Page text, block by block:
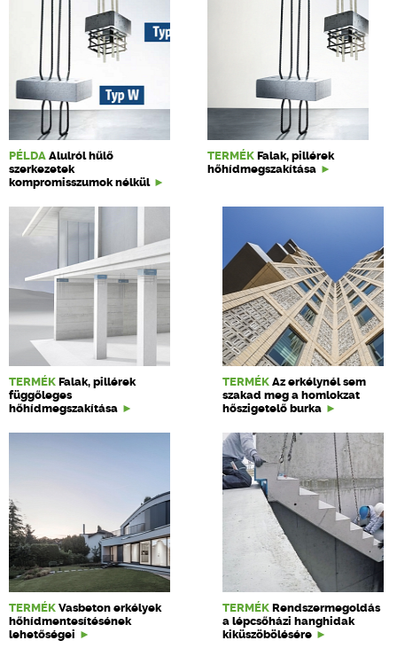
PÉLDA Alulról hűlő
szerkezetek
kompromisszumok nélkül
TERMÉK Falak, pillérek
hőhídmegszakítása
TERMÉK Falak, pillérek
függőleges
hőhídmegszakítása
TERMÉK Az erkélynél sem
szakad meg a homlokzat
hőszigetelő burka
TERMÉK Vasbeton erkélyek
hőhídmentesítésének
lehetőségei
TERMÉK Rendszermegoldás
a lépcsőházi hanghidak
kiküszöbölésére